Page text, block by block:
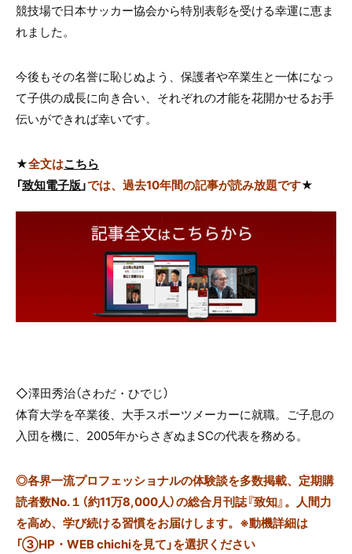
競技場で日本サッカー協会から特別表彰を受ける幸運に恵ま
れました。
今後もその名誉に恥じぬよう、保護者や卒業生と一体になっ
て子供の成長に向き合い、それぞれの才能を花開かせるお手
伝いができれば幸いです。
★全文はこちら
「致知電子版」では、過去10年間の記事が読み放題です★
◇澤田秀治（さわだ・ひでじ）
体育大学を卒業後、大手スポーツメーカーに就職。ご子息の
入団を機に、2005年からさぎぬまSCの代表を務める。
◎各界一流プロフェッショナルの体験談を多数掲載、定期購
読者数No.１（約11万8,000人）の総合月刊誌『致知』。人間力
を高め、学び続ける習慣をお届けします。※動機詳細は
「③HP・WEB chichiを見て」を選択ください